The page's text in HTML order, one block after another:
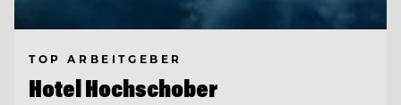
TOP ARBEITGEBER
Hotel Hochschober